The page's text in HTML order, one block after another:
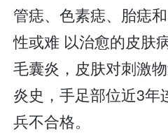
管痣、色素痣、胎痣
性或难 以治愈的皮肤
毛囊炎，皮肤对刺激
炎史，手足部位近3年
兵不合格。